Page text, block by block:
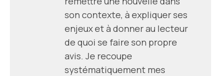
son contexte, à expliquer ses
enjeux et à donner au lecteur
de quoi se faire son propre
avis. Je recoupe
systématiquement mes